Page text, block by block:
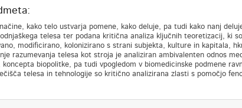
kako telo ustvarja pomene, kako deluje, pa tudi kako nanj
telesa ter podana kritična analiza ključnih teoretizacij, ki
modificirano, kolonizirano s strani subjekta, kulture in kapitala,
razumevanja telesa kot stroja je analiziran ambivalenten odnos
biopolitke, pa tudi vpogledom v biomedicinske podmene
telesa in tehnologije so kritično analizirana zlasti s pomočjo